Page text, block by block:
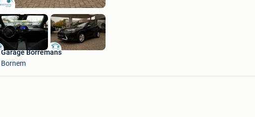
Garage Borremans
Bornem